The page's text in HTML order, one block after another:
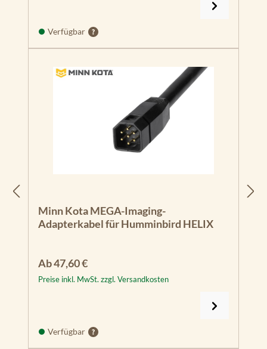
Verfügbar
Minn Kota MEGA-Imaging-
Adapterkabel für Humminbird HELIX
Regulärer Preis:
Ab47,60 €
Preise inkl. MwSt. zzgl. Versandkosten
Verfügbar